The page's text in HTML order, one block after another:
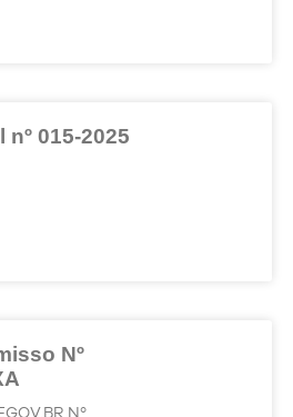
015-2025
Nº
Nº